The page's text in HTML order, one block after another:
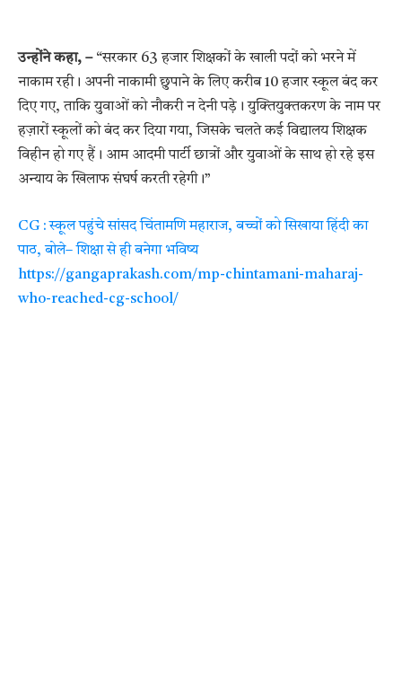
उन्होंने कहा, –“सरकार 63 हजार शिक्षकों के खाली पदों को भरने में
नाकाम रही। अपनी नाकामी छुपाने के लिए करीब 10 हजार स्कूल बंद कर
दिए गए, ताकि युवाओं को नौकरी न देनी पड़े। युक्तियुक्तकरण के नाम पर
हज़ारों स्कूलों को बंद कर दिया गया, जिसके चलते कई विद्यालय शिक्षक
विहीन हो गए हैं। आम आदमी पार्टी छात्रों और युवाओं के साथ हो रहे इस
अन्याय के खिलाफ संघर्ष करती रहेगी।”
CG : स्कूल पहुंचे सांसद चिंतामणि महाराज, बच्चों को सिखाया हिंदी का
पाठ, बोले– शिक्षा से ही बनेगा भविष्य
https://gangaprakash.com/mp-chintamani-maharaj-
who-reached-cg-school/